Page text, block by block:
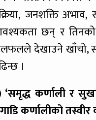
जनशक्ति
छन् र
देखाउने खाँचो,
।
‘समृद्ध कर्णाली र
कर्णालीको